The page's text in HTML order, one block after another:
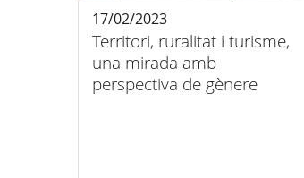
Territori, ruralitat i turisme,
una mirada amb
perspectiva de gènere
17/02/2023